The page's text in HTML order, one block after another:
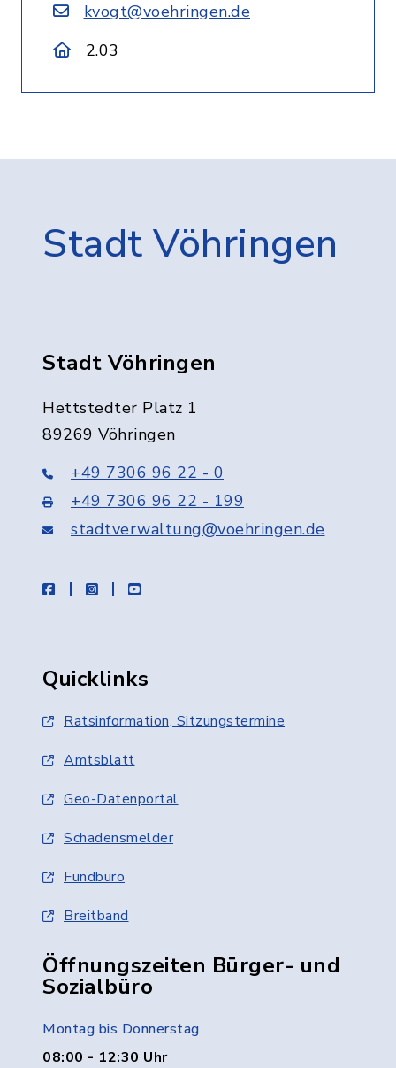
kvogt@voehringen.de
2.03
Stadt Vöhringen
Stadt Vöhringen
Hettstedter Platz 1
89269 Vöhringen
+49 7306 96 22 - 0
+49 7306 96 22 - 199
stadtverwaltung@voehringen.de
facebookinstagramyoutube
Quicklinks
Ratsinformation, Sitzungstermine
Amtsblatt
Geo-Datenportal
Schadensmelder
Fundbüro
Breitband
Öffnungszeiten Bürger- und
Sozialbüro
Montag bis Donnerstag
08:00 - 12:30 Uhr